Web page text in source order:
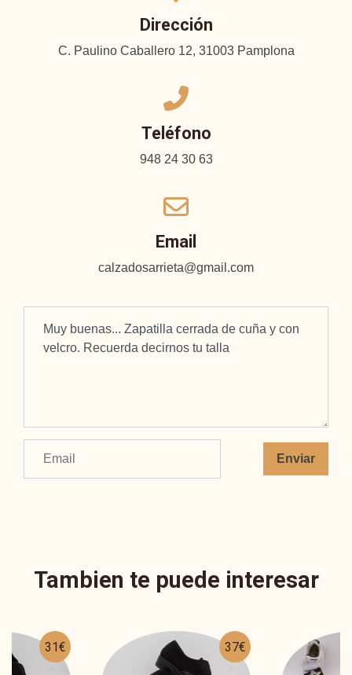
Dirección
C. Paulino Caballero 12, 31003 Pamplona
Teléfono
948 24 30 63
Email
calzadosarrieta@gmail.com
Enviar
Tambien te puede interesar
31€ 37€